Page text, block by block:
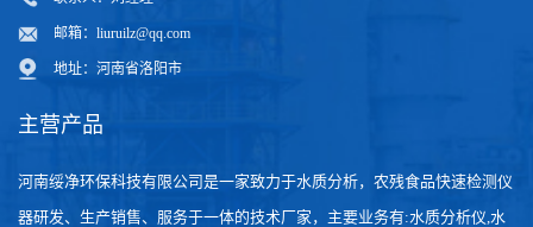
邮箱： liuruilz@qq.com
地址：河南省洛阳市
主营产品
河南绥净环保科技有限公司是一家致力于水质分析，农残食品快速检测仪
器研发、生产销售、服务于一体的技术厂家，主要业务有:水质分析仪,水